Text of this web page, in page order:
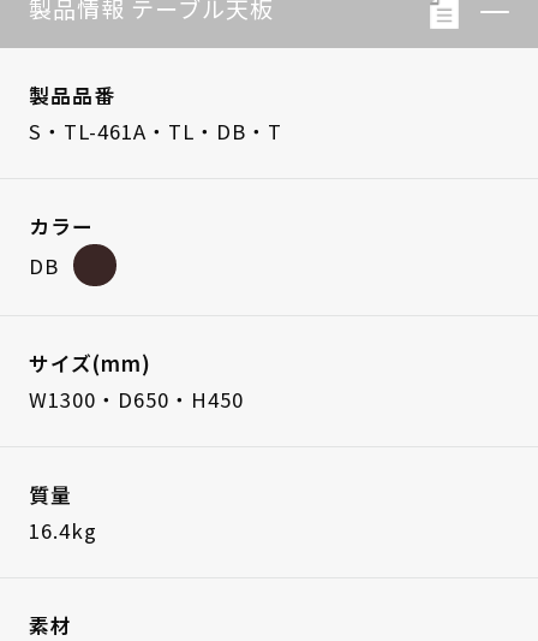
製品情報 テーブル天板
製品品番
S・TL-461A・TL・DB・T
カラー
DB
サイズ(mm)
W1300・D650・H450
質量
16.4kg
素材